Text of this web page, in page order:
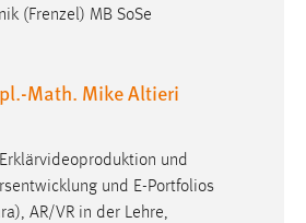
(Frenzel) MB SoSe
Math. Mike Altieri
und
und E-Portfolios
AR/VR in der Lehre,